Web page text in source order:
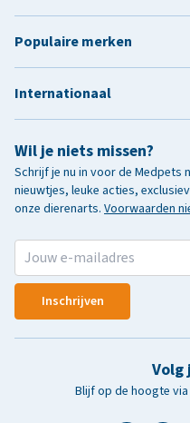
Wil je niets missen?
Schrijf je nu in voor de Medpets
nieuwtjes, leuke acties,
onze dierenarts. Voorwaarden
Inschrijven
Volg
Blijf op de hoogte
Populaire merken
Internationaal